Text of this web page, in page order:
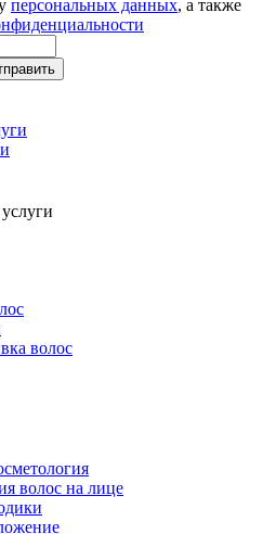
персональных данных, а также
волос
волос на лице